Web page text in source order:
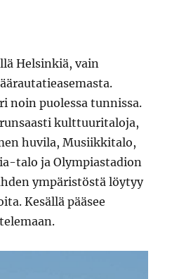
Helsinkiä, vain
noin puolessa tunnissa.
kulttuuritaloja,
huvila, Musiikkitalo,
talo ja Olympiastadion
ympäristöstä löytyy
Kesällä pääsee